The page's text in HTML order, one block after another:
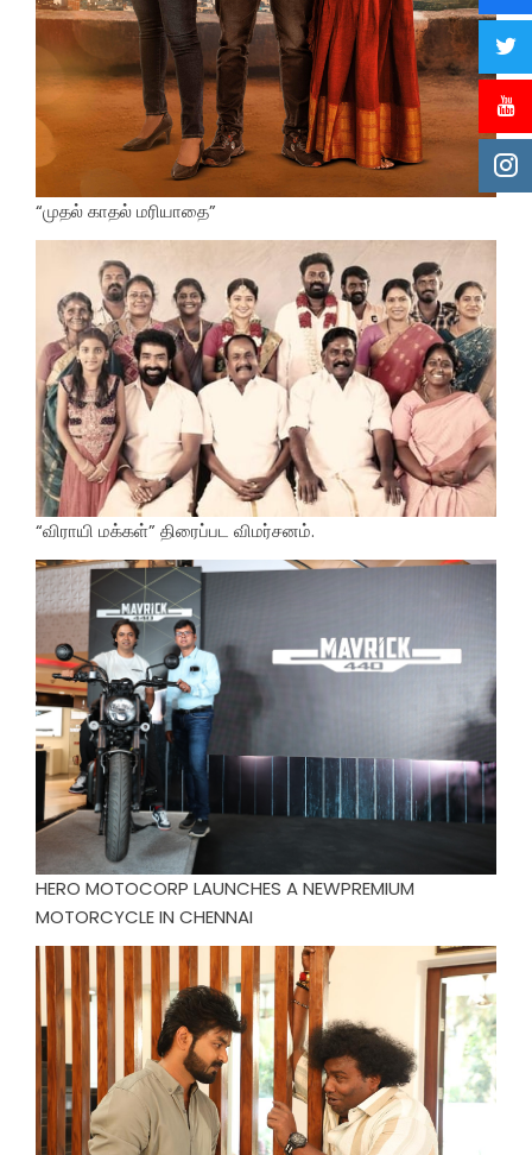
“முதல் காதல் மரியாதை”
“விராயி மக்கள்” திரைப்பட விமர்சனம்.
HERO MOTOCORP LAUNCHES A NEWPREMIUM
MOTORCYCLE IN CHENNAI